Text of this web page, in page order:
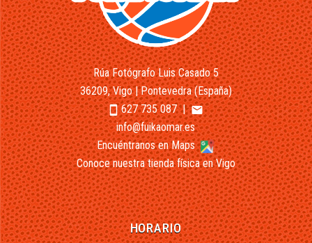
Rúa Fotógrafo Luis Casado 5
36209, Vigo | Pontevedra (España)
smartphone627 735 087|email
info@fuikaomar.es
Encuéntranos en Maps
Conoce nuestra tienda física en Vigo
HORARIO